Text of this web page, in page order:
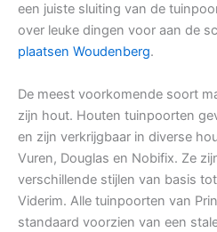
een juiste sluiting van de
over leuke dingen voor aan de
plaatsen Woudenberg.
De meest voorkomende soort
zijn hout. Houten tuinpoorten
en zijn verkrijgbaar in diverse
Vuren, Douglas en Nobifix. Ze
verschillende stijlen van basis
Viderim. Alle tuinpoorten van
standaard voorzien van een